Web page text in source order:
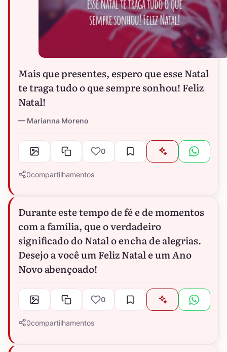
Mais que presentes, espero que esse Natal
te traga tudo o que sempre sonhou! Feliz
Natal!
Marianna Moreno
0
0compartilhamentos
Durante este tempo de fé e de momentos
com a família, que o verdadeiro
significado do Natal o encha de alegrias.
Desejo a você um Feliz Natal e um Ano
Novo abençoado!
0
0compartilhamentos